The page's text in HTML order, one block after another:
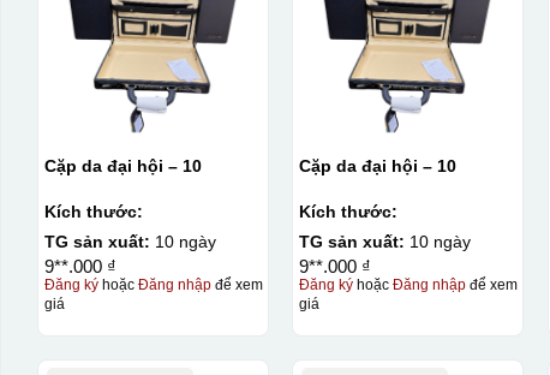
Kiểu hộp:
Hộp xi lót lụa
Hộp xi ấm chén
Cặp da đại hội – 10
Kích thước:
TG sản xuất: 10 ngày
9**.000 ₫
Đăng kýhoặc Đăng nhậpđể xem
giá
Cặp da đại hội – 10
Kích thước:
TG sản xuất: 10 ngày
9**.000 ₫
Đăng ký hoặcĐăng nhập để xem
giá